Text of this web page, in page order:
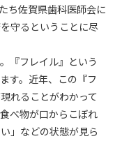
ち佐賀県歯科医師会に
守るということに尽
『フレイル』という
す。近年、この『フ
れることがわかって
べ物が口からこぼれ
」などの状態が見ら